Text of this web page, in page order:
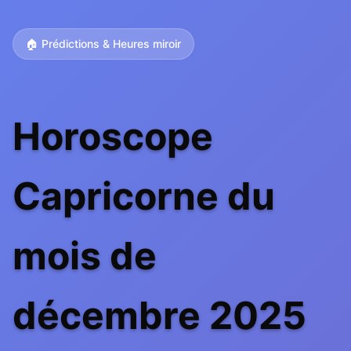
🏠 Prédictions & Heures miroir
Horoscope
Capricorne du
mois de
décembre 2025